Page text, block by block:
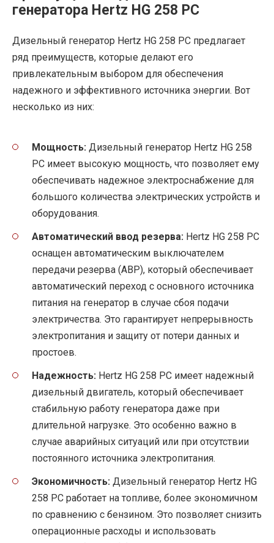
генератора Hertz HG 258 PC
Дизельный генератор Hertz HG 258 PC предлагает
ряд преимуществ, которые делают его
привлекательным выбором для обеспечения
надежного и эффективного источника энергии. Вот
несколько из них:
Мощность: Дизельный генератор Hertz HG 258
PC имеет высокую мощность, что позволяет ему
обеспечивать надежное электроснабжение для
большого количества электрических устройств и
оборудования.
Автоматический ввод резерва: Hertz HG 258 PC
оснащен автоматическим выключателем
передачи резерва (АВР), который обеспечивает
автоматический переход с основного источника
питания на генератор в случае сбоя подачи
электричества. Это гарантирует непрерывность
электропитания и защиту от потери данных и
простоев.
Надежность: Hertz HG 258 PC имеет надежный
дизельный двигатель, который обеспечивает
стабильную работу генератора даже при
длительной нагрузке. Это особенно важно в
случае аварийных ситуаций или при отсутствии
постоянного источника электропитания.
Экономичность: Дизельный генератор Hertz HG
258 PC работает на топливе, более экономичном
по сравнению с бензином. Это позволяет снизить
операционные расходы и использовать